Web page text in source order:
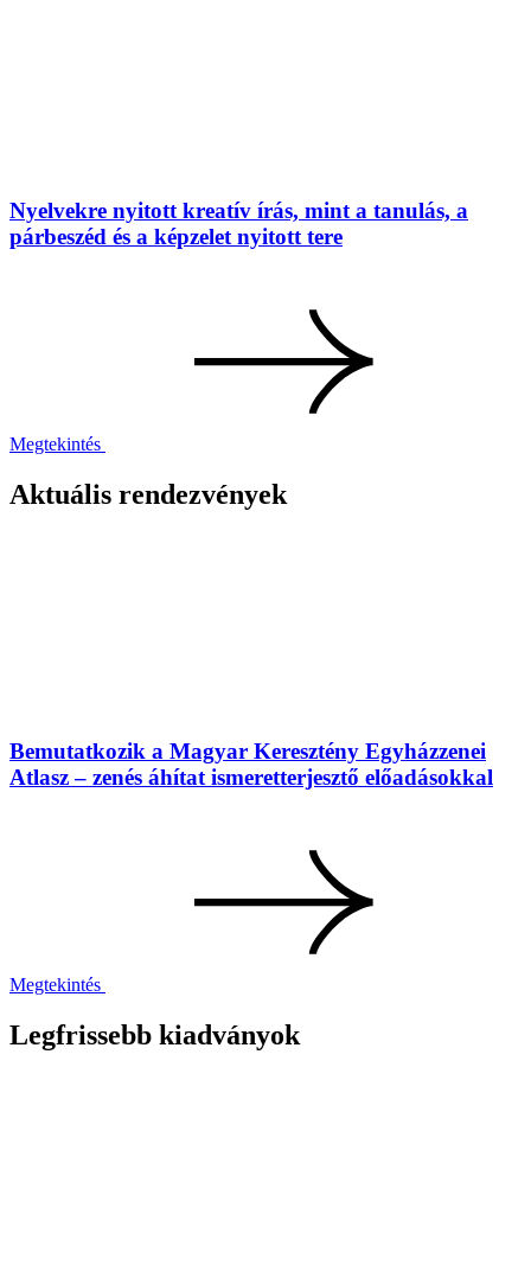
Nyelvekre nyitott kreatív írás, mint a tanulás, a
párbeszéd és a képzelet nyitott tere
Megtekintés
Aktuális rendezvények
Bemutatkozik a Magyar Keresztény Egyházzenei
Atlasz – zenés áhítat ismeretterjesztő előadásokkal
Megtekintés
Legfrissebb kiadványok